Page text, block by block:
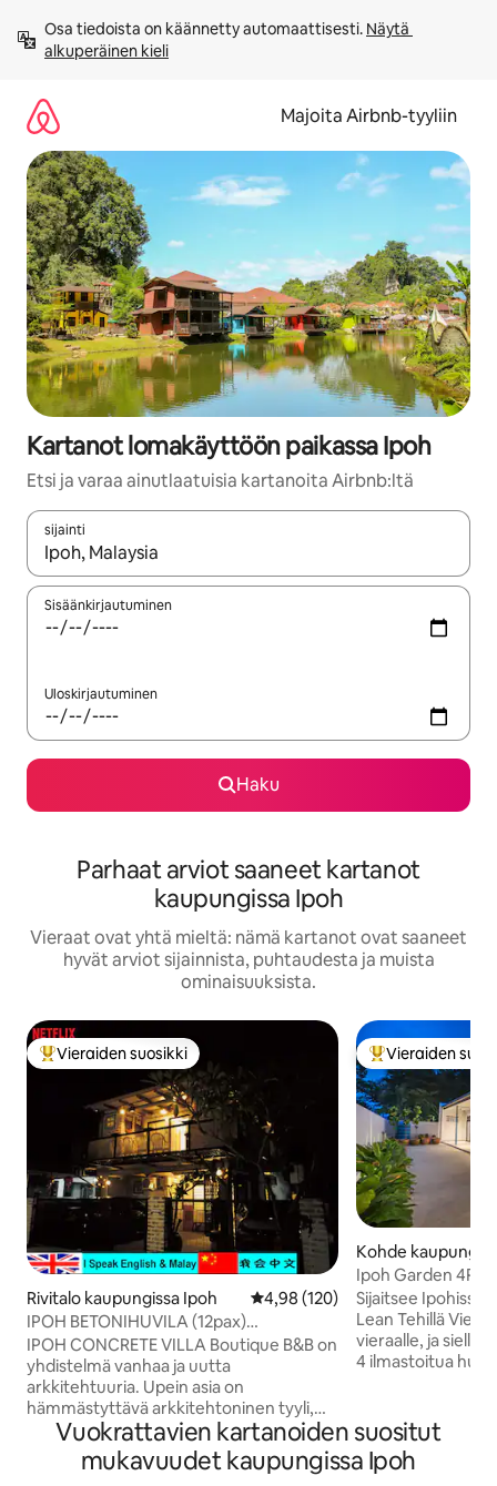
sisältö
väliin
Osa tiedoista on käännetty automaattisesti. Näytä
alkuperäinen kieli
Majoita Airbnb-tyyliin
Kartanot lomakäyttöön paikassa Ipoh
Etsi ja varaa ainutlaatuisia kartanoita Airbnb:ltä
sijainti
Kun tulokset ovat saatavilla, navigoi ylös- ja alas-
Sisäänkirjautuminen
Uloskirjautuminen
Haku
Parhaat arviot saaneet kartanot
kaupungissa Ipoh
Vieraat ovat yhtä mieltä: nämä kartanot ovat saaneet
hyvät arviot sijainnista, puhtaudesta ja muista
ominaisuuksista.
Vieraiden suosikkien parhaimmistoa
Vieraiden suosikki
Rivitalo kaupungissa Ipoh Keskimääräinen arvio 4,98/5,
4,98 (120)
IPOH BETONIHUVILA (12pax)
karu.vintage狂野复古.精品民宿
IPOH CONCRETE VILLA Boutique B&B on
yhdistelmä vanhaa ja uutta
arkkitehtuuria. Upein asia on
hämmästyttävä arkkitehtoninen tyyli,
jossa on raskasta teollista muotoilua,
mukaan lukien viileitä mustavalkoisia
elementtejä, yksinkertaisia
Vieraiden
Vieraiden
Kohde
Ipoh Garden
1Min AEONiin
Sijaitsee Ipohissa,
Lean Tehillä Vierastalossamme on tilaa 14
vieraalle, ja siellä
4 ilmastoitua
Netflix, TV Box,
induktioliesi,
Vuokrattavien kartanoiden suositut
mukavuudet kaupungissa Ipoh